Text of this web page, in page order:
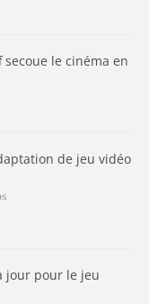
secoue le cinéma en
de jeu vidéo
jour pour le jeu